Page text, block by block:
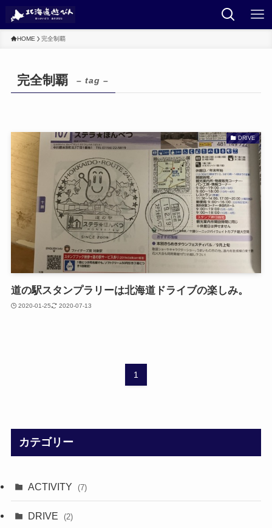
HOME 完全制覇
完全制覇 – tag –
DRIVE
道の駅スタンプラリーは北海道ドライブの楽しみ。
2020-01-25 2020-07-13
1
カテゴリー
ACTIVITY (7)
DRIVE (2)